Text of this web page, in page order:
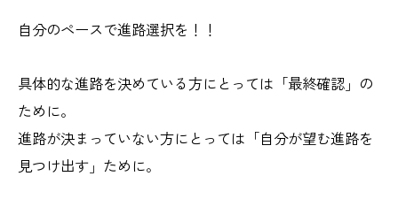
自分のペースで進路選択を！！
具体的な進路を決めている方にとっては「最終確認」の
ために。
進路が決まっていない方にとっては「自分が望む進路を
見つけ出す」ために。